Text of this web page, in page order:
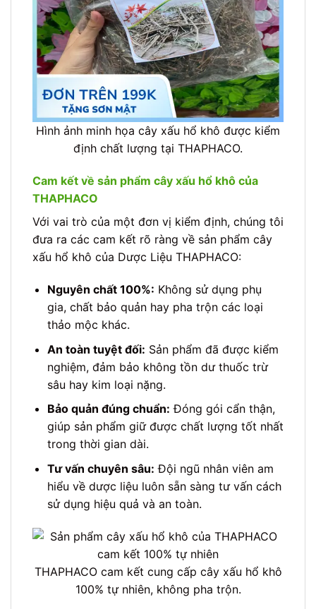
Hình ảnh minh họa cây xấu hổ khô được kiểm
định chất lượng tại THAPHACO.
Cam kết về sản phẩm cây xấu hổ khô của
THAPHACO
Với vai trò của một đơn vị kiểm định, chúng tôi
đưa ra các cam kết rõ ràng về sản phẩm cây
xấu hổ khô của Dược Liệu THAPHACO:
Nguyên chất 100%: Không sử dụng phụ
gia, chất bảo quản hay pha trộn các loại
thảo mộc khác.
An toàn tuyệt đối: Sản phẩm đã được kiểm
nghiệm, đảm bảo không tồn dư thuốc trừ
sâu hay kim loại nặng.
Bảo quản đúng chuẩn: Đóng gói cẩn thận,
giúp sản phẩm giữ được chất lượng tốt nhất
trong thời gian dài.
Tư vấn chuyên sâu: Đội ngũ nhân viên am
hiểu về dược liệu luôn sẵn sàng tư vấn cách
sử dụng hiệu quả và an toàn.
THAPHACO cam kết cung cấp cây xấu hổ khô
100% tự nhiên, không pha trộn.